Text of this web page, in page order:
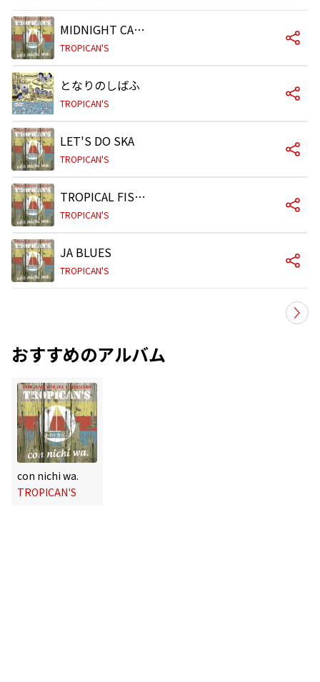
MIDNIGHT CARAVAN
TROPICAN'S
となりのしばふ
TROPICAN'S
LET'S DO SKA
TROPICAN'S
TROPICAL FISH GARDEN
TROPICAN'S
JA BLUES
TROPICAN'S
おすすめのアルバム
con nichi wa.
TROPICAN'S